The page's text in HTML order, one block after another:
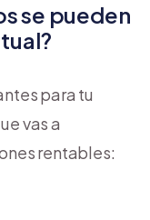
se pueden
para tu
vas a
rentables: